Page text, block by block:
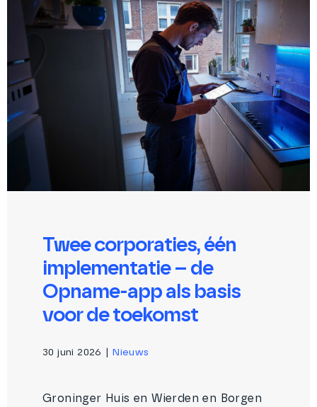
Twee corporaties, één
implementatie – de
Opname-app als basis
voor de toekomst
30 juni 2026 Nieuws
Groninger Huis en Wierden en Borgen